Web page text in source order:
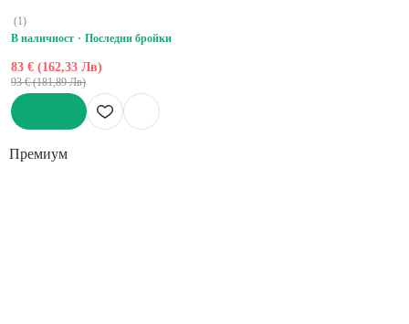
(1)
В наличност
Последни бройки
83 € (162,33 Лв)
93 € (181,89 Лв)
Премиум